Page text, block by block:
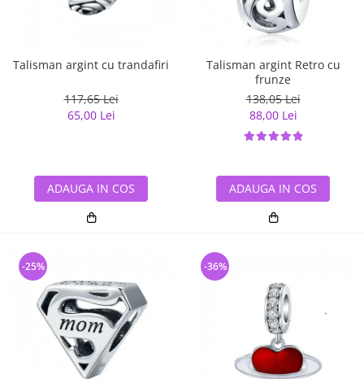
Talisman argint cu trandafiri
117,65 Lei
65,00 Lei
ADAUGA IN COS
Talisman argint Retro cu
frunze
138,05 Lei
88,00 Lei
ADAUGA IN COS
-25% -36%